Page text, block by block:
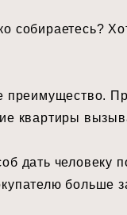
собираетесь?
преимущество.
квартиры
дать человеку
больше